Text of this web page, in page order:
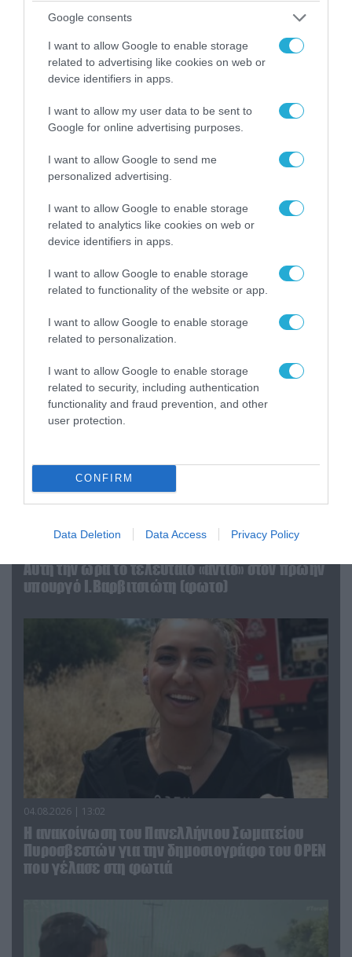
Google consents
I want to allow Google to enable storage
related to advertising like cookies on web or
device identifiers in apps.
I want to allow my user data to be sent to
Google for online advertising purposes.
I want to allow Google to send me
personalized advertising.
I want to allow Google to enable storage
related to analytics like cookies on web or
device identifiers in apps.
I want to allow Google to enable storage
related to functionality of the website or app.
I want to allow Google to enable storage
related to personalization.
I want to allow Google to enable storage
related to security, including authentication
functionality and fraud prevention, and other
user protection.
CONFIRM
Data Deletion Data Access Privacy Policy
«Επιχείρηση ελεύθερα πεζοδρόμια» στην
Αθήνα: Απομακρύνθηκαν παράνομα
αντικείμενα από κοινόχρηστους χώρους
«Οι εντελώς αθώοι»: Η ανάρτηση του Αρκά για
Αττικής (φωτο)
Αυτή την ώρα το τελευταίο «αντίο» στον πρώην
υπουργό Ι.Βαρβιτσιώτη (φωτο)
04.08.2026 | 13:02
Η ανακοίνωση του Πανελλήνιου Σωματείου
Πυροσβεστών για την δημοσιογράφο του OPEN
που γέλασε στη φωτιά